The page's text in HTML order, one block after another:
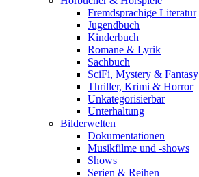
Fremdsprachige Literatur
Jugendbuch
Kinderbuch
Romane & Lyrik
Sachbuch
SciFi, Mystery & Fantasy
Thriller, Krimi & Horror
Unkategorisierbar
Unterhaltung
Bilderwelten
Dokumentationen
Musikfilme und -shows
Shows
Serien & Reihen